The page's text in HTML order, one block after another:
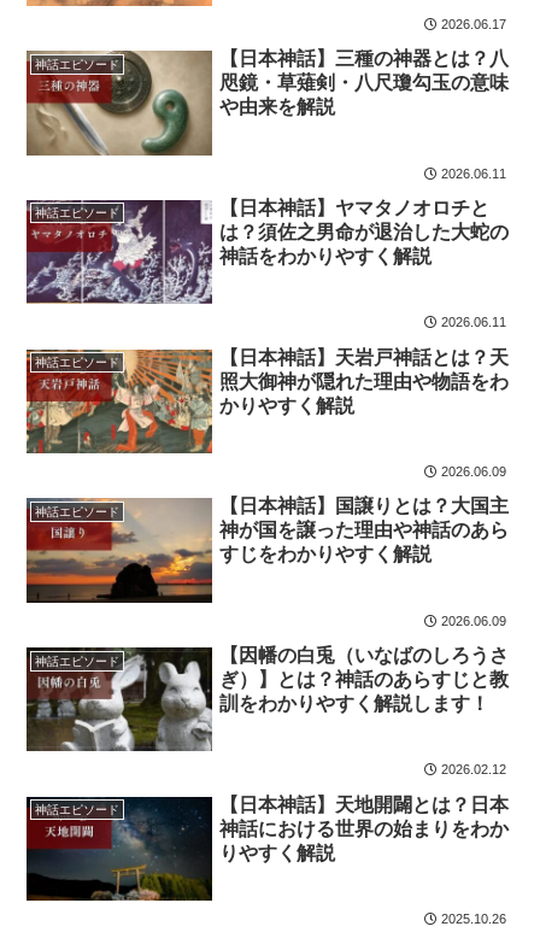
2026.06.17
神話エピソード
【日本神話】三種の神器とは？八
咫鏡・草薙剣・八尺瓊勾玉の意味
や由来を解説
2026.06.11
神話エピソード
【日本神話】ヤマタノオロチと
は？須佐之男命が退治した大蛇の
神話をわかりやすく解説
2026.06.11
神話エピソード
【日本神話】天岩戸神話とは？天
照大御神が隠れた理由や物語をわ
かりやすく解説
2026.06.09
神話エピソード
【日本神話】国譲りとは？大国主
神が国を譲った理由や神話のあら
すじをわかりやすく解説
2026.06.09
神話エピソード
【因幡の白兎（いなばのしろうさ
ぎ）】とは？神話のあらすじと教
訓をわかりやすく解説します！
2026.02.12
神話エピソード
【日本神話】天地開闢とは？日本
神話における世界の始まりをわか
りやすく解説
2025.10.26